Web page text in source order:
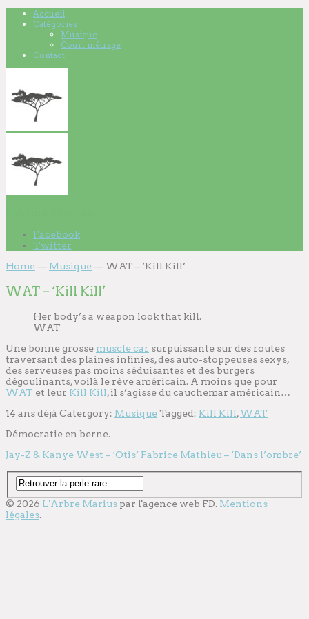
Accueil
Catégories
Musique
Court métrage
Contact
Facebook
Twitter
Home— Musique— WAT – ‘Kill Kill’
WAT – ‘Kill Kill’
Her body’s a weapon look that kill.
WAT
Une bonne grosse muscle car surpuissante sur des routes
traversant des plaines infinies, des auto-stoppeuses sexys,
des serveuses pas moins séduisantes et des burgers
dégoulinants, voilà le rêve américain. A moins que pour
WAT et leur Kill Kill, il s’agisse du cauchemar américain…
14 ans déjà Catergory: MusiqueTagged: Kill Kill,WAT
Démocratie en berne.
Jay-Z & Kanye West – ‘Otis’ Fabrice Mathieu – ‘Dans l’ombre’
© 2026 L'Arbre Marius par l'agence web FD. Mentions
légales.